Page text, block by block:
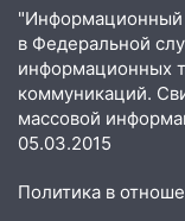
20:40
купить
до декабря
19:34
В
состоялось
"Информационный
в Федеральной
информационных
коммуникаций.
массовой
05.03.2015
Политика в